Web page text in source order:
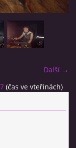
Další →
7 (čas ve vteřinách)